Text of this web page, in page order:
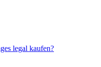
legal kaufen?